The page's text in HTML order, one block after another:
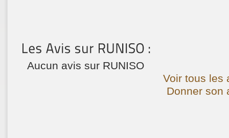
Aucun avis sur RUNISO
Voir tous les
Donner son